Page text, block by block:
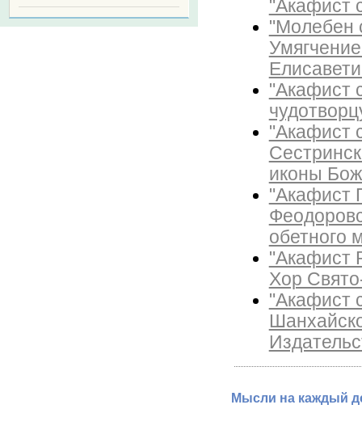
"Акафист
"Молебен
"Акафист
"Акафист
иконы
"Акафист
обетного
"Акафист
Хор
"Акафист
Мысли на каждый